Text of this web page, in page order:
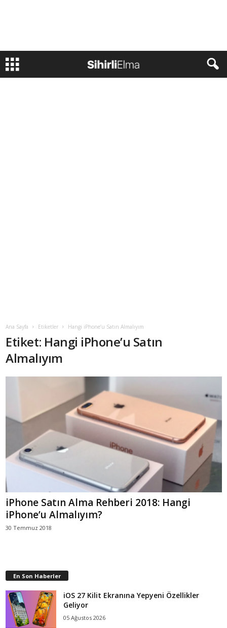
Ana Sayfa Etiketler Hangi iPhone’u Satın Almalıyım
Etiket: Hangi iPhone’u Satın
Almalıyım
iPhone Satın Alma Rehberi 2018: Hangi
iPhone’u Almalıyım?
30 Temmuz 2018
En Son Haberler
iOS 27 Kilit Ekranına Yepyeni Özellikler
Geliyor
05 Ağustos 2026